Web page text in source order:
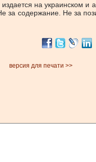
на украинском
содержание. Не за
версия для печати >>